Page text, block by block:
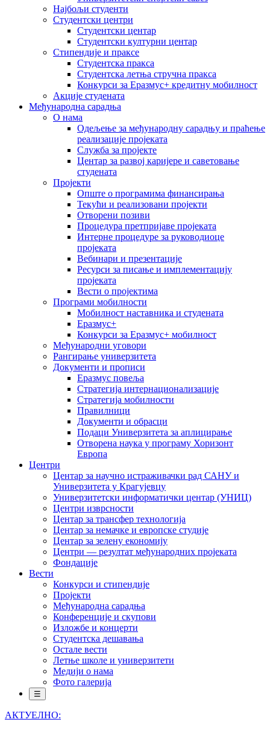
Најбољи студенти
Студентски центри
Студентски центар
Студентски културни центар
Стипендије и праксе
Студентска пракса
Студентска летња стручна пракса
Конкурси за Еразмус+ кредитну мобилност
Акције студената
Међународна сарадња
О нама
Одељење за међународну сарадњу и праћење
реализације пројеката
Служба за пројекте
Центар за развој каријере и саветовање
студената
Пројекти
Опште о програмима финансирања
Текући и реализовани пројекти
Отворени позиви
Процедура претпријаве пројеката
Интерне процедуре за руководиоце
пројеката
Вебинари и презентације
Ресурси за писање и имплементацију
пројеката
Вести о пројектима
Програми мобилности
Мобилност наставника и студената
Еразмус+
Конкурси за Еразмус+ мобилност
Међународни уговори
Рангирање универзитета
Документи и прописи
Еразмус повеља
Стратегија интернационализације
Стратегија мобилности
Правилници
Документи и обрасци
Подаци Универзитета за аплицирање
Отворена наука у програму Хоризонт
Европа
Центри
Центар за научно истраживачки рад САНУ и
Универзитета у Крагујевцу
Универзитетски информатички центар (УНИЦ)
Центри изврсности
Центар за трансфер технологија
Центар за немачке и европске студије
Центар за зелену економију
Центри — резултат међународних пројеката
Фондације
Вести
Конкурси и стипендије
Пројекти
Међународна сарадња
Конференције и скупови
Изложбе и концерти
Студентска дешавања
Остале вести
Летње школе и универзитети
Медији о нама
Фото галерија
☰
АКТУЕЛНО: